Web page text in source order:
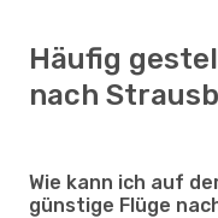
Häufig
nach
Wie kann ich auf
günstige Flüge